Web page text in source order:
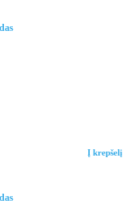
Į krepšelį